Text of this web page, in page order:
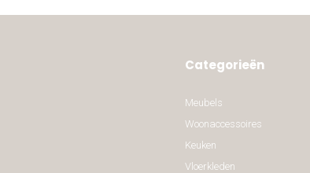
Categorieën
Meubels
Woonaccessoires
Keuken
Vloerkleden